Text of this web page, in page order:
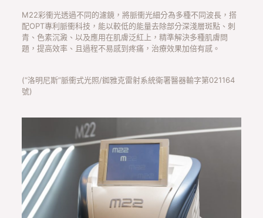
M22彩衝光透過不同的濾鏡，將脈衝光細分為多種不同波長，搭
配OPT專利脈衝科技，能以較低的能量去除部分深淺層斑點、刺
青、色素沉澱、以及應用在肌膚泛紅上，精準解決多種肌膚問
題，提高效率、且過程不易感到疼痛，治療效果加倍有感。
(“洛明尼斯”脈衝式光照/銣雅克雷射系統衛署醫器輸字第021164
號)